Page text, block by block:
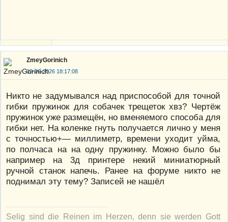
ZmeyGorinich
02-06-2026 18:17:08
Никто не задумывался над приспособой для точной
гибки пружинок для собачек трещеток хвз? Чертёж
пружинок уже размещён, но вменяемого способа для
гибки нет. На коленке гнуть получается лично у меня
с точностью+— миллиметр, времени уходит уйма,
по полчаса на на одну пружинку. Можно было бы
например на 3д принтере некий миниатюрный
ручной станок напечь. Ранее на форуме никто не
поднимал эту тему? Записей не нашёл
Selig sind die Reinen im Herzen, denn sie werden Gott